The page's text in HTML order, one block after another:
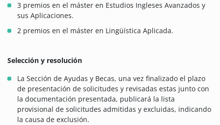
3 premios en el máster en Estudios Ingleses Avanzados y
sus Aplicaciones.
2 premios en el máster en Lingüística Aplicada.
Selección y resolución
La Sección de Ayudas y Becas, una vez finalizado el plazo
de presentación de solicitudes y revisadas estas junto con
la documentación presentada, publicará la lista
provisional de solicitudes admitidas y excluidas, indicando
la causa de exclusión.